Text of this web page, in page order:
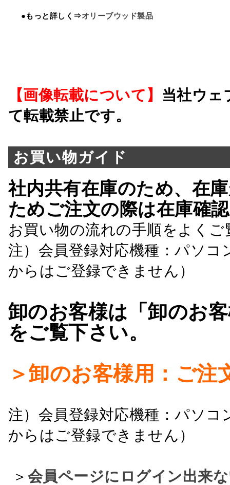
●もっと詳しく⇒オリーブウッド製品
【画像転載について】 当社ウェ
て転載禁止です。
お買い物ガイド
社内共有在庫のため、在
ためご注文の際は在庫確
お買い物の流れの手順をよくご
注）会員登録対応機種：パソ
からはご登録できません）
卸のお客様は「卸のお
をご覧下さい。
＞卸のお客様用：ご注
注）会員登録対応機種：パソ
からはご登録できません）
＞ 会員ページにログイン出来